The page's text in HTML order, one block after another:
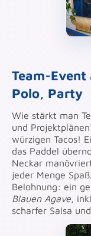
Team-
Polo, Party
Wie stärkt man
und
würzigen Tacos!
das Paddel
Neckar
jeder Menge
Belohnung: ein
Blauen Agave,
scharfer Salsa